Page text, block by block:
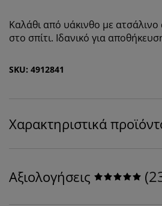
Καλάθι από υάκινθο με
στο σπίτι. Ιδανικό για
SKU: 4912841
Χαρακτηριστικά
Αξιολογήσεις (